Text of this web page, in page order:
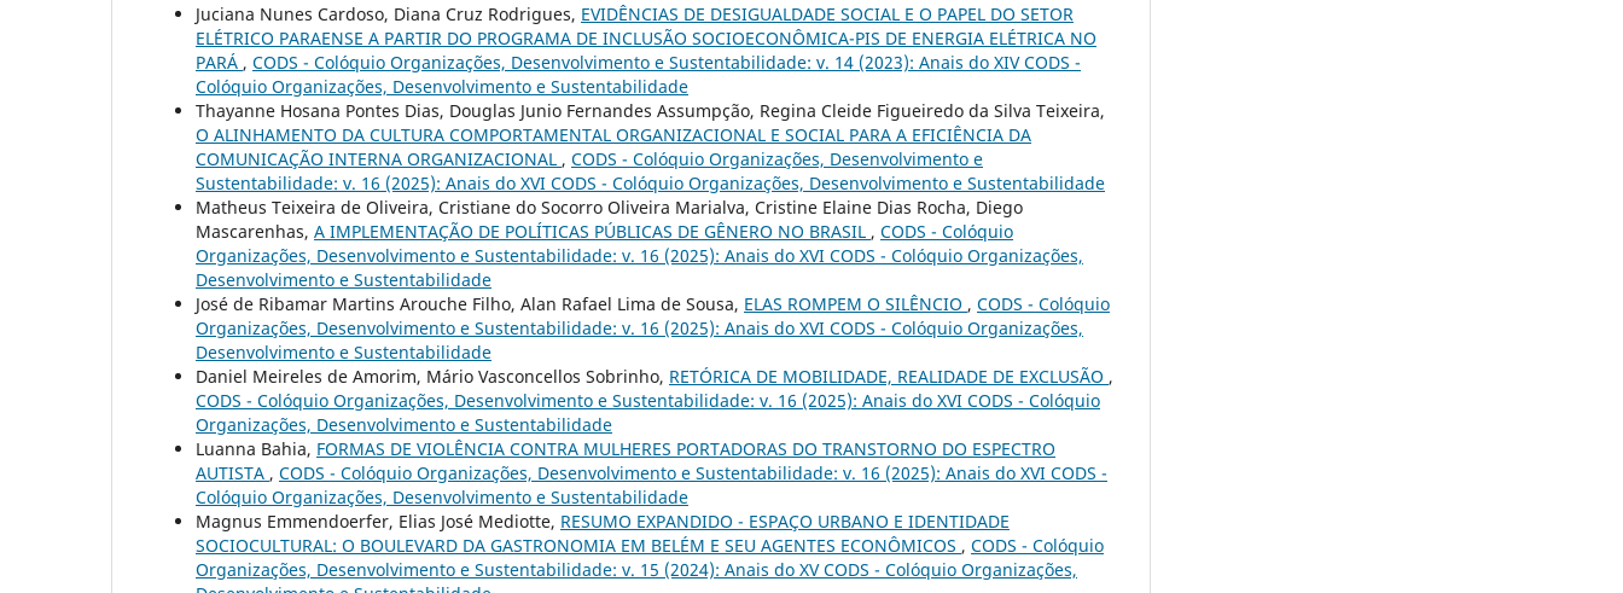
Juciana Nunes Cardoso, Diana Cruz Rodrigues, EVIDÊNCIAS DE DESIGUALDADE SOCIAL E O PAPEL DO SETOR
ELÉTRICO PARAENSE A PARTIR DO PROGRAMA DE INCLUSÃO SOCIOECONÔMICA-PIS DE ENERGIA ELÉTRICA NO
PARÁ , CODS - Colóquio Organizações, Desenvolvimento e Sustentabilidade: v. 14 (2023): Anais do XIV CODS -
Colóquio Organizações, Desenvolvimento e Sustentabilidade
Thayanne Hosana Pontes Dias, Douglas Junio Fernandes Assumpção, Regina Cleide Figueiredo da Silva Teixeira,
O ALINHAMENTO DA CULTURA COMPORTAMENTAL ORGANIZACIONAL E SOCIAL PARA A EFICIÊNCIA DA
COMUNICAÇÃO INTERNA ORGANIZACIONAL , CODS - Colóquio Organizações, Desenvolvimento e
Sustentabilidade: v. 16 (2025): Anais do XVI CODS - Colóquio Organizações, Desenvolvimento e Sustentabilidade
Matheus Teixeira de Oliveira, Cristiane do Socorro Oliveira Marialva, Cristine Elaine Dias Rocha, Diego
Mascarenhas, A IMPLEMENTAÇÃO DE POLÍTICAS PÚBLICAS DE GÊNERO NO BRASIL , CODS - Colóquio
Organizações, Desenvolvimento e Sustentabilidade: v. 16 (2025): Anais do XVI CODS - Colóquio Organizações,
Desenvolvimento e Sustentabilidade
José de Ribamar Martins Arouche Filho, Alan Rafael Lima de Sousa, ELAS ROMPEM O SILÊNCIO , CODS - Colóquio
Organizações, Desenvolvimento e Sustentabilidade: v. 16 (2025): Anais do XVI CODS - Colóquio Organizações,
Desenvolvimento e Sustentabilidade
Daniel Meireles de Amorim, Mário Vasconcellos Sobrinho, RETÓRICA DE MOBILIDADE, REALIDADE DE EXCLUSÃO ,
CODS - Colóquio Organizações, Desenvolvimento e Sustentabilidade: v. 16 (2025): Anais do XVI CODS - Colóquio
Organizações, Desenvolvimento e Sustentabilidade
Luanna Bahia, FORMAS DE VIOLÊNCIA CONTRA MULHERES PORTADORAS DO TRANSTORNO DO ESPECTRO
AUTISTA , CODS - Colóquio Organizações, Desenvolvimento e Sustentabilidade: v. 16 (2025): Anais do XVI CODS -
Colóquio Organizações, Desenvolvimento e Sustentabilidade
Magnus Emmendoerfer, Elias José Mediotte, RESUMO EXPANDIDO - ESPAÇO URBANO E IDENTIDADE
SOCIOCULTURAL: O BOULEVARD DA GASTRONOMIA EM BELÉM E SEU AGENTES ECONÔMICOS , CODS - Colóquio
Organizações, Desenvolvimento e Sustentabilidade: v. 15 (2024): Anais do XV CODS - Colóquio Organizações,